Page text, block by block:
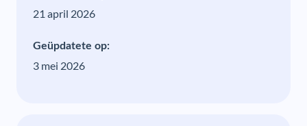
21 april 2026
Geüpdatete op:
3 mei 2026